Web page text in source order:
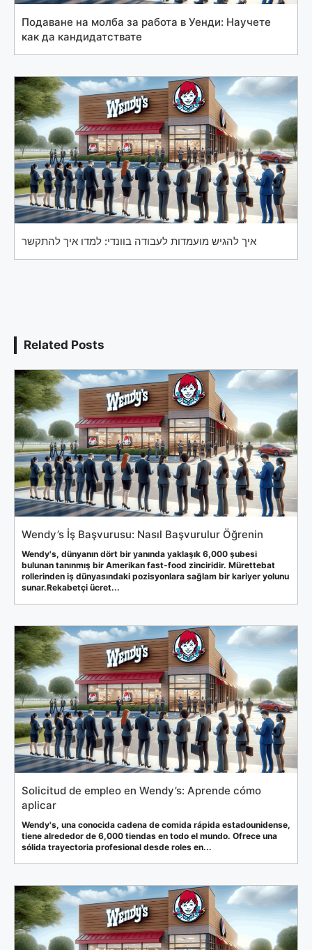
Подаване на молба за работа в Уенди: Научете
как да кандидатствате
איך להגיש מועמדות לעבודה בוונדי: למדו איך להתקשר
Related Posts
Wendy’s İş Başvurusu: Nasıl Başvurulur Öğrenin
Wendy's, dünyanın dört bir yanında yaklaşık 6,000 şubesi
bulunan tanınmış bir Amerikan fast-food zinciridir. Mürettebat
rollerinden iş dünyasındaki pozisyonlara sağlam bir kariyer yolunu
sunar.Rekabetçi ücret...
Solicitud de empleo en Wendy’s: Aprende cómo
aplicar
Wendy's, una conocida cadena de comida rápida estadounidense,
tiene alrededor de 6,000 tiendas en todo el mundo. Ofrece una
sólida trayectoria profesional desde roles en...